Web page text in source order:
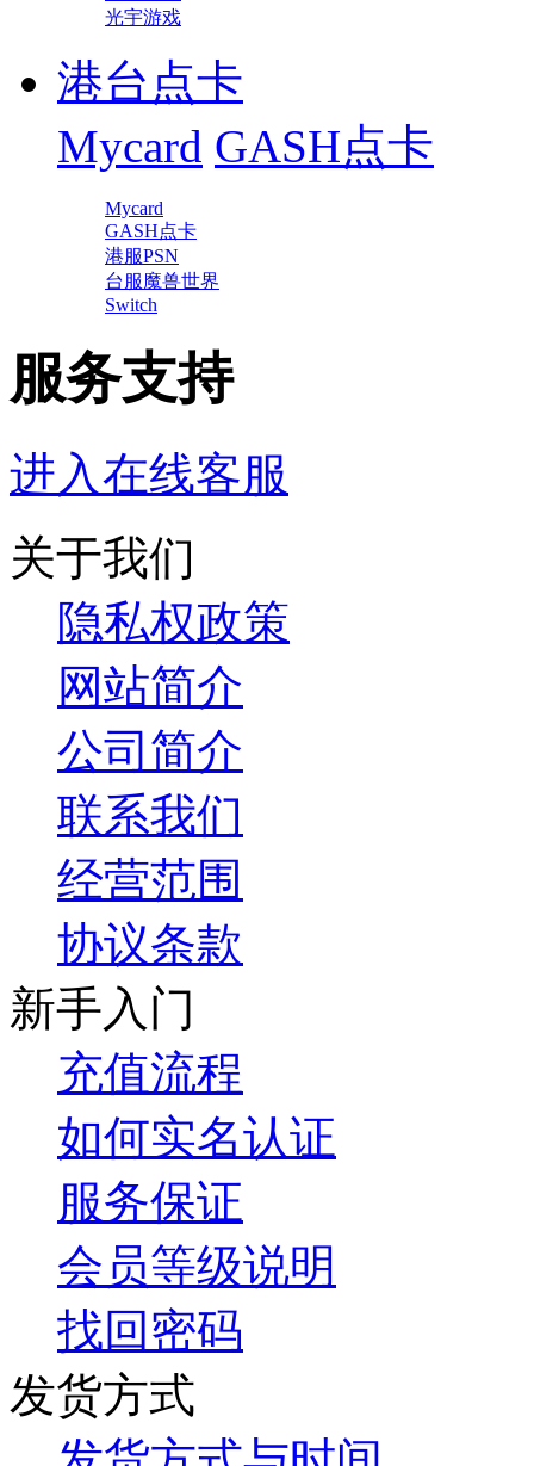
光宇游戏
港台点卡
Mycard GASH点卡
Mycard
GASH点卡
港服PSN
台服魔兽世界
Switch
服务支持
进入在线客服
关于我们
隐私权政策
网站简介
公司简介
联系我们
经营范围
协议条款
新手入门
充值流程
如何实名认证
服务保证
会员等级说明
找回密码
发货方式